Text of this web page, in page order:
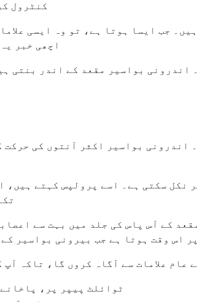
کنٹرول
جب ایسا ہوتا ہے، تو وہ ایسی
اچھی خبر
اندرونی بواسیر مقعد کے اندر بنتی
اندرونی بواسیر اکثر آنتوں کی
نکل سکتی ہے۔ اسے پرولپس کہتے
کے آس پاس کی جلد میں بہت سے
اس وقت ہوتا ہے جب بیرونی بواسیر
عام علامات سے آگاہ کروں گا، تاکہ
ٹوائلٹ پیپر پر،